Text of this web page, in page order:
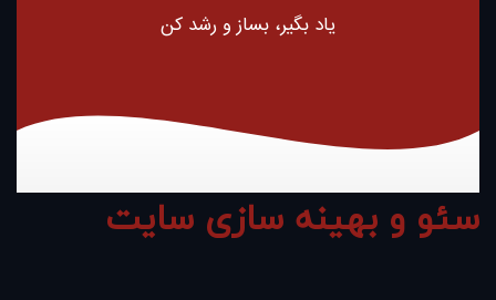
یاد بگیر، بساز و رشد کن
سئو و بهینه سازی سایت